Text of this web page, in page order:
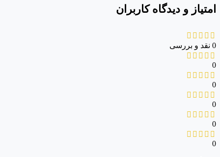
امتیاز و دیدگاه کاربران
0 نقد و بررسی
0
0
0
0
0